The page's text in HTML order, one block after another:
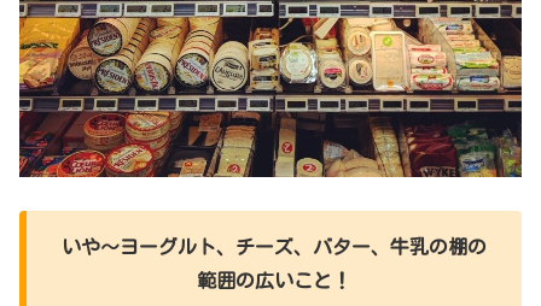
いや～ヨーグルト、チーズ、バター、牛乳の棚の
範囲の広いこと！